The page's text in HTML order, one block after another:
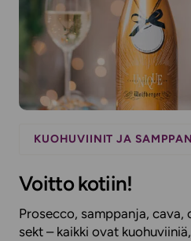
KUOHUVIINIT JA
Voitto kotiin!
Prosecco, samppanja, cava,
sekt – kaikki ovat